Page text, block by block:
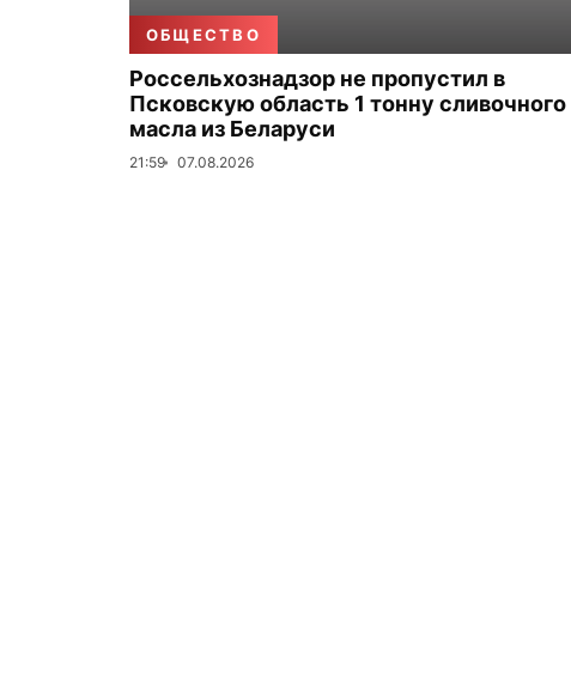
ОБЩЕСТВО
Россельхознадзор не пропустил в
Псковскую область 1 тонну сливочного
масла из Беларуси
21:59 07.08.2026